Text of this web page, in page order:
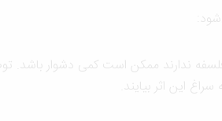
ندارند ممکن است کمی دشوار باشد.
این اثر بیایند.